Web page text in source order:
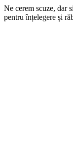
Ne cerem scuze, dar
pentru înțelegere și